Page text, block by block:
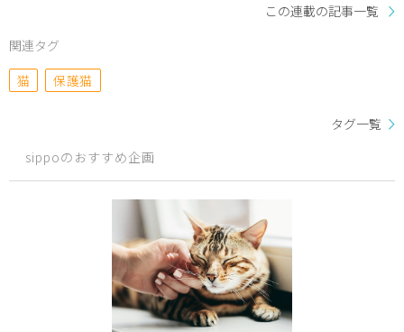
この連載の記事一覧
関連タグ
猫
保護猫
タグ一覧
sippoのおすすめ企画